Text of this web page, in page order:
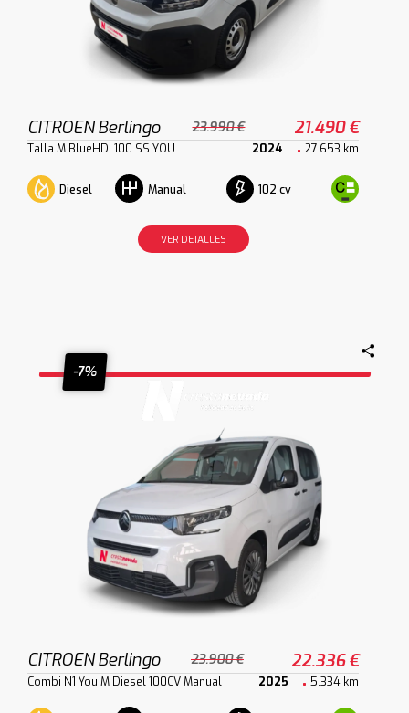
CITROEN Berlingo 23.990 € 21.490 €
Talla M BlueHDi 100 SS YOU 2024 27.653 km
Diesel Manual 102 cv
VER DETALLES
-7%
CITROEN Berlingo 23.900 € 22.336 €
Combi N1 You M Diesel 100CV Manual 2025 5.334 km